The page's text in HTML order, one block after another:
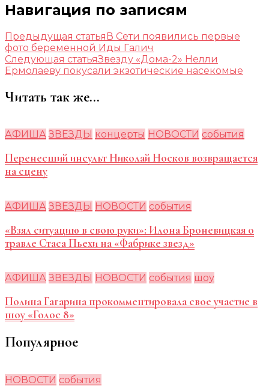
Навигация по записям
Предыдущая статьяВ Сети появились первые
фото беременной Иды Галич
Следующая статьяЗвезду «Дома-2» Нелли
Ермолаеву покусали экзотические насекомые
Читать так же...
АФИША ЗВЕЗДЫ концерты НОВОСТИ события
Перенесший инсульт Николай Носков возвращается
на сцену
АФИША ЗВЕЗДЫ НОВОСТИ события
«Взял ситуацию в свою руки»: Илона Броневицкая о
травле Стаса Пьехи на «Фабрике звезд»
АФИША ЗВЕЗДЫ НОВОСТИ события шоу
Полина Гагарина прокомментировала свое участие в
шоу «Голос 8»
Популярное
НОВОСТИ события